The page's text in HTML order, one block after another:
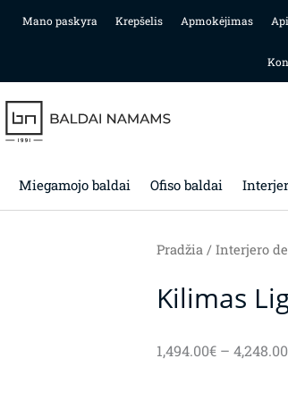
Mano paskyra Krepšelis Apmokėjimas
Miegamojo baldai Ofiso baldai
Pradžia/ Interjero
Kilimas
1,494.00€ – 4,248.00